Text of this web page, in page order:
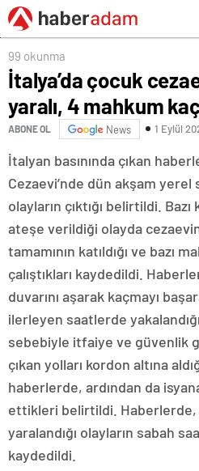
99 okunma
İtalya’da çocuk
yaralı, 4 mahkum
ABONE OL News 1 Eylül
İtalyan basınında çıkan
Cezaevi’nde dün akşam yerel
olayların çıktığı belirtildi.
ateşe verildiği olayda
tamamının katıldığı ve bazı
çalıştıkları kaydedildi.
duvarını aşarak kaçmayı
ilerleyen saatlerde
sebebiyle itfaiye ve güvenlik
çıkan yolları kordon altına
haberlerde, ardından da
ettikleri belirtildi. Haberlerde,
yaralandığı olayların sabah
kaydedildi.